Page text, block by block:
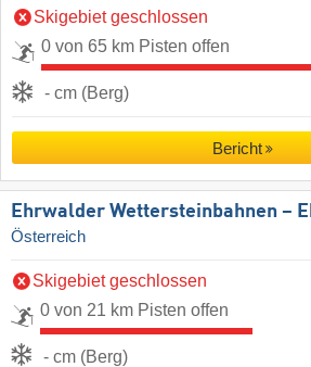
Skigebiet geschlossen
0 von 65 km Pisten offen
- cm (Berg)
Bericht
Ehrwalder Wettersteinbahnen –
Österreich
Skigebiet geschlossen
0 von 21 km Pisten offen
- cm (Berg)